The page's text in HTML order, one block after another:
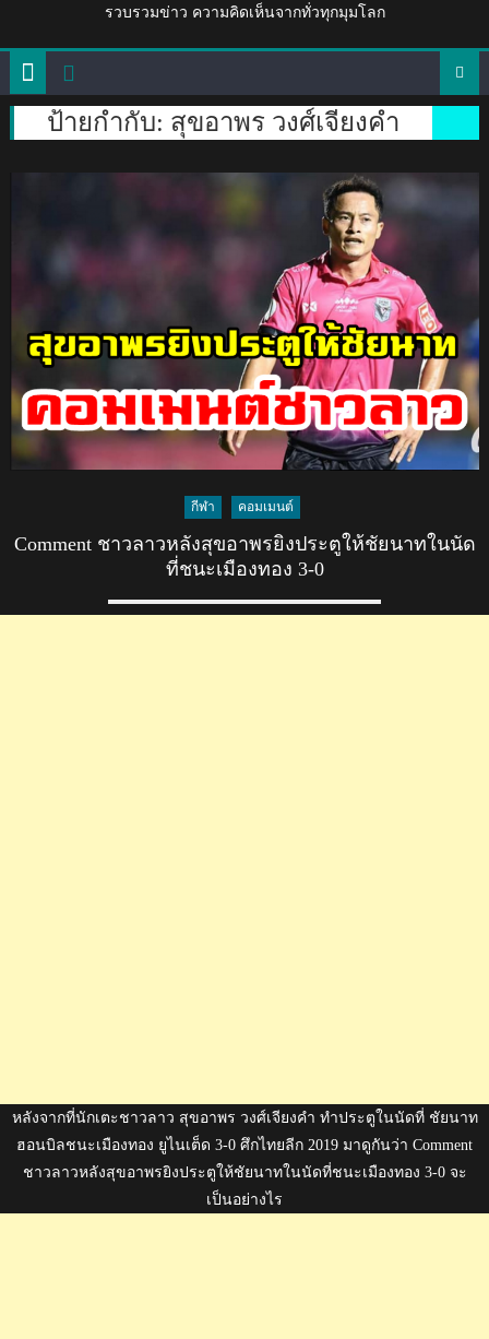
รวบรวมข่าว ความคิดเห็นจากทั่วทุกมุมโลก
ป้ายกำกับ: สุขอาพร วงศ์เจียงคำ
กีฬา คอมเมนต์
Comment ชาวลาวหลังสุขอาพรยิงประตูให้ชัยนาทในนัด
ที่ชนะเมืองทอง 3-0
หลังจากที่นักเตะชาวลาว สุขอาพร วงศ์เจียงคำ ทำประตูในนัดที่ ชัยนาท
ฮอนบิลชนะเมืองทอง ยูไนเต็ด 3-0 ศึกไทยลีก 2019 มาดูกันว่า Comment
ชาวลาวหลังสุขอาพรยิงประตูให้ชัยนาทในนัดที่ชนะเมืองทอง 3-0 จะ
เป็นอย่างไร